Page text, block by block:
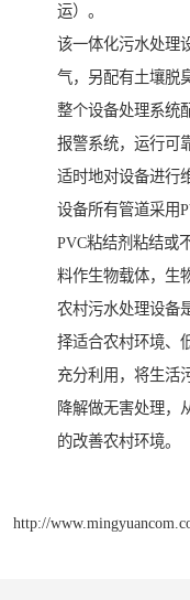
运）。
该一体化污水处理
气，另配有土壤脱
整个设备处理系统
报警系统，运行可
适时地对设备进行
设备所有管道采用
PVC粘结剂粘结或
料作生物载体，生
农村污水处理设备
择适合农村环境、
充分利用，将生活
降解做无害处理，
的改善农村环境。
http://